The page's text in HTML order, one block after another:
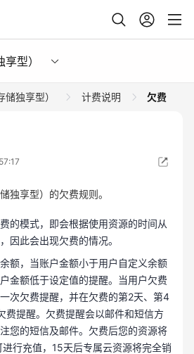
型）
储独享型） 计费说明 欠费
独享型）的欠费规则。
的模式，即会根据使用资源的时间从
因此会出现欠费的情况。
额，当账户金额小于用户自定义余额
金额低于设定值的提醒。当用户欠费
次欠费提醒，并在欠费的第2天、第4
费提醒。欠费提醒会以邮件和短信方
您的短信及邮件。欠费后您的资源将
行充值，15天后专属云资源将完全销